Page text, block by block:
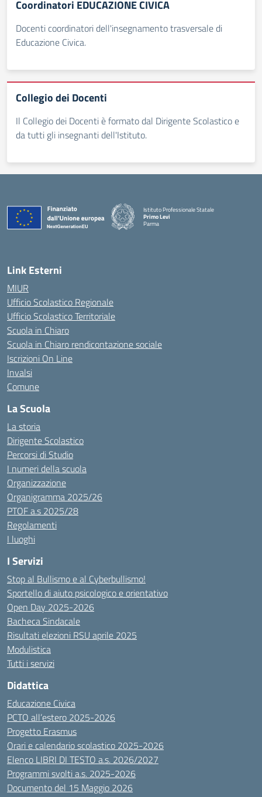
Coordinatori EDUCAZIONE CIVICA
Docenti coordinatori dell'insegnamento trasversale di
Educazione Civica.
Collegio dei Docenti
Il Collegio dei Docenti è formato dal Dirigente Scolastico e
da tutti gli insegnanti dell'Istituto.
Istituto Professionale Statale
Primo Levi
Parma
Link Esterni
MIUR
Ufficio Scolastico Regionale
Ufficio Scolastico Territoriale
Scuola in Chiaro
Scuola in Chiaro rendicontazione sociale
Iscrizioni On Line
Invalsi
Comune
La Scuola
La storia
Dirigente Scolastico
Percorsi di Studio
I numeri della scuola
Organizzazione
Organigramma 2025/26
PTOF a.s 2025/28
Regolamenti
I luoghi
I Servizi
Stop al Bullismo e al Cyberbullismo!
Sportello di aiuto psicologico e orientativo
Open Day 2025-2026
Bacheca Sindacale
Risultati elezioni RSU aprile 2025
Modulistica
Tutti i servizi
Didattica
Educazione Civica
PCTO all’estero 2025-2026
Progetto Erasmus
Orari e calendario scolastico 2025-2026
Elenco LIBRI DI TESTO a.s. 2026/2027
Programmi svolti a.s. 2025-2026
Documento del 15 Maggio 2026